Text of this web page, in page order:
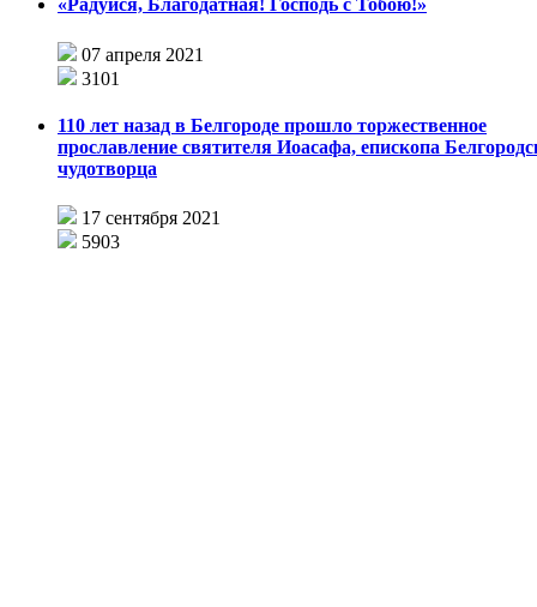
«Радуйся, Благодатная! Господь с Тобою!»
07 апреля 2021
3101
110 лет назад в Белгороде прошло торжественное
прославление святителя Иоасафа, епископа
чудотворца
17 сентября 2021
5903